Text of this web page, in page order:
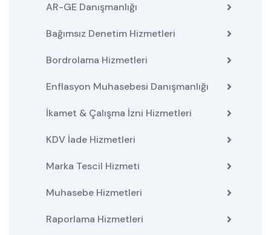
AR-GE Danışmanlığı
Bağımsız Denetim Hizmetleri
Bordrolama Hizmetleri
Enflasyon Muhasebesi Danışmanlığı
İkamet & Çalışma İzni Hizmetleri
KDV İade Hizmetleri
Marka Tescil Hizmeti
Muhasebe Hizmetleri
Raporlama Hizmetleri